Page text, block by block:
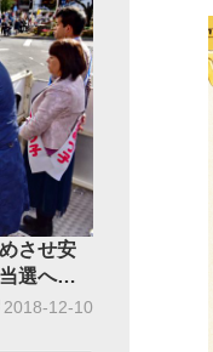
させ安
当選へ
2018-12-10